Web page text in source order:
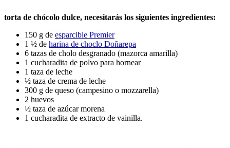
torta de chócolo dulce, necesitarás los siguientes ingredientes:
150 g de esparcible Premier
1 ½ de harina de choclo Doñarepa
6 tazas de cholo desgranado (mazorca amarilla)
1 cucharadita de polvo para hornear
1 taza de leche
½ taza de crema de leche
300 g de queso (campesino o mozzarella)
2 huevos
½ taza de azúcar morena
1 cucharadita de extracto de vainilla.